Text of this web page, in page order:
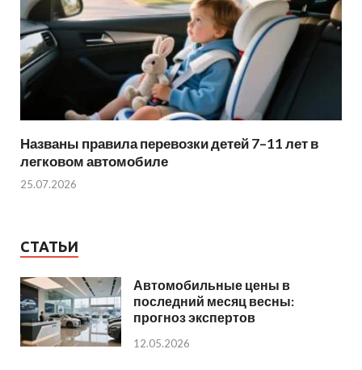
Названы правила перевозки детей 7–11 лет в
легковом автомобиле
25.07.2026
СТАТЬИ
Автомобильные цены в
последний месяц весны:
прогноз экспертов
12.05.2026